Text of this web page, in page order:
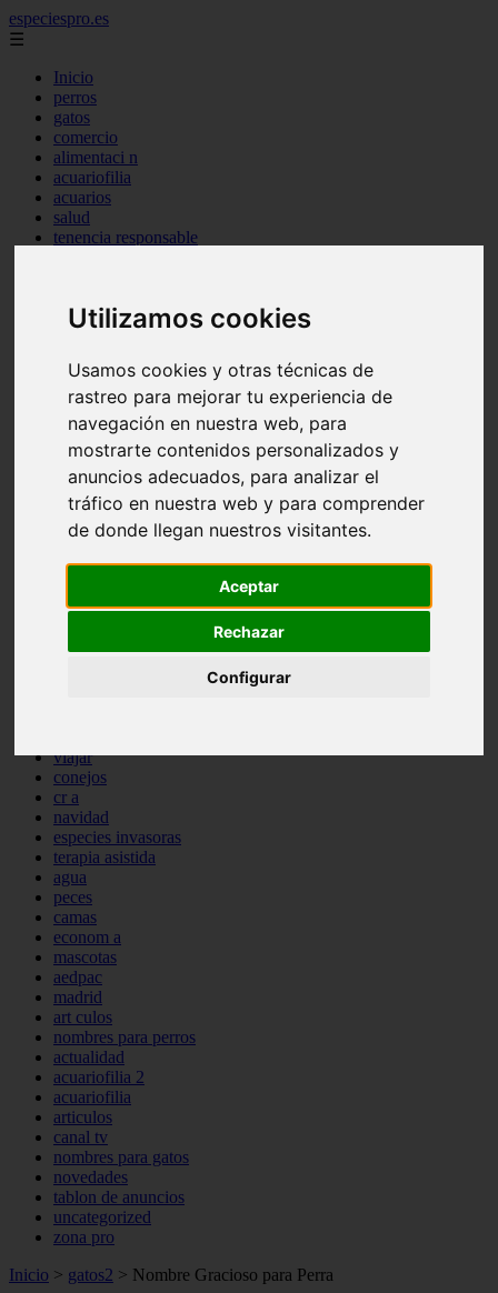
Utilizamos cookies
Usamos cookies y otras técnicas de
rastreo para mejorar tu experiencia de
navegación en nuestra web, para
mostrarte contenidos personalizados y
anuncios adecuados, para analizar el
tráfico en nuestra web y para comprender
de donde llegan nuestros visitantes.
Aceptar
Rechazar
Configurar
especiespro.es
☰
Inicio
perros
gatos
comercio
alimentaci n
acuariofilia
acuarios
salud
tenencia responsable
marketing
verano
legislaci n
peluquer a
accesorios
peluquer a canina
complementos
consejos
comportamiento
protagonistas
ferias
snacks
viajar
conejos
cr a
navidad
especies invasoras
terapia asistida
agua
peces
camas
econom a
mascotas
aedpac
madrid
art culos
nombres para perros
actualidad
acuariofilia 2
acuariofilia
articulos
canal tv
nombres para gatos
novedades
tablon de anuncios
uncategorized
zona pro
Inicio > gatos2 > Nombre Gracioso para Perra